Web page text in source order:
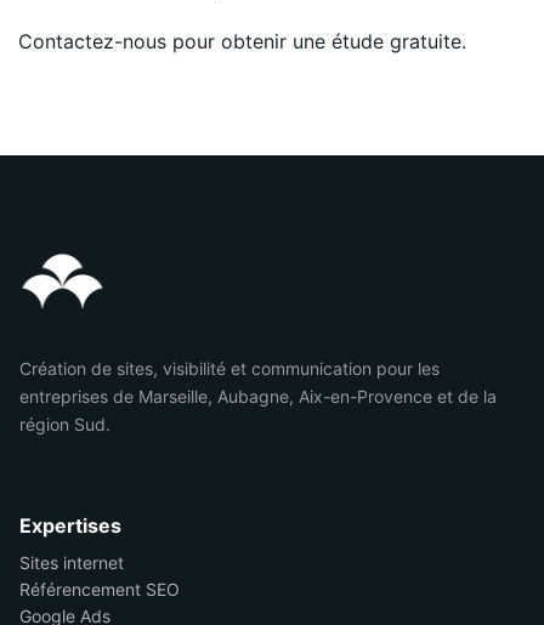
Contactez-nous pour obtenir une étude gratuite.
Création de sites, visibilité et communication pour les
entreprises de Marseille, Aubagne, Aix-en-Provence et de la
région Sud.
Expertises
Sites internet
Référencement SEO
Google Ads